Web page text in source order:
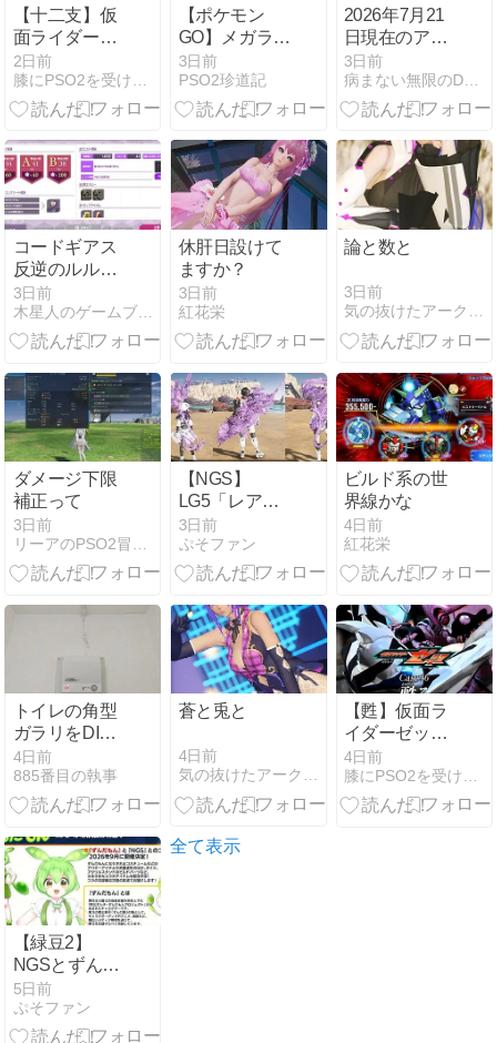
【十二支】仮
面ライダーマ
イス製作発表
PVの話
2日前
【ポケモン
GO】メガライ
チュウはどっ
ちを育成すべ
きか
3日前
PSO2珍道記
2026年7月21
日現在のアク
ティブユーザ
ー数【龍オ
ン】
3日前
病まない無限のDの世界
コードギアス
反逆のルルー
シュ ロストス
トーリーズ[2
章自ら選んだ
8」
3日前
木星人のゲームブログ
休肝日設けて
ますか？
3日前
紅花栄
論と数と
3日前
ダメージ下限
補正って
3日前
【NGS】
LG5「レアレ
ンス」シリー
ズが実装され
るけど、カイ
強さ＋扱いや
すい潜在、し
かもドロップ
しやすいらし
いらしい( •᷄ὤ•᷅
)
3日前
ぷそファン
ビルド系の世
界線かな
4日前
紅花栄
トイレの角型
ガラリをDIY
で人感式自動
排気ファンに
変更したお話
チメントへの
断熱施工も
4日前
885番目の執事
蒼と兎と
4日前
気の抜けたアークス日記
【甦】仮面ラ
イダーゼッツ
第４６話感想
とか
4日前
【緑豆2】
NGSとずんだ
もんがコラボ
なのだ！びっ
くりしますよ
5日前
ぷそファン
全て表示